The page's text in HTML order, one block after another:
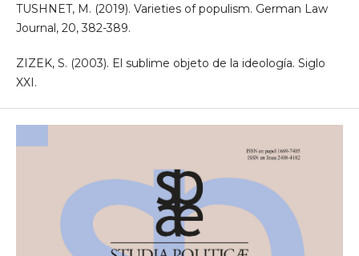
TUSHNET, M. (2019). Varieties of populism. German Law
Journal, 20, 382-389.
ZIZEK, S. (2003). El sublime objeto de la ideología. Siglo
XXI.